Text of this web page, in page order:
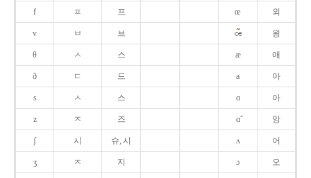
f ㅍ 프 œ 외
v ㅂ 브 욍
θ ㅅ 스 æ 애
ð ㄷ 드 a 아
s ㅅ 스 ɑ 아
z ㅈ 즈 ɑ̃ 앙
ʃ 시 슈, 시 ʌ 어
ʒ ㅈ 지 ɔ 오